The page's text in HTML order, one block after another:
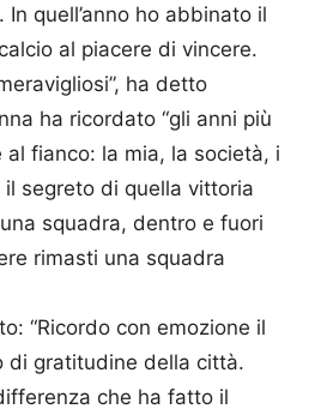
quell’anno ho abbinato il
al piacere di vincere.
ha detto
ha ricordato “gli anni più
fianco: la mia, la società, i
il segreto di quella vittoria
squadra, dentro e fuori
rimasti una squadra
“Ricordo con emozione il
di gratitudine della città.
che ha fatto il